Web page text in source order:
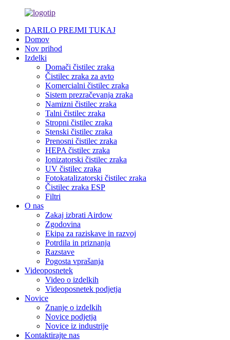
DARILO PREJMI TUKAJ
Domov
Nov prihod
Izdelki
Domači čistilec zraka
Čistilec zraka za avto
Komercialni čistilec zraka
Sistem prezračevanja zraka
Namizni čistilec zraka
Talni čistilec zraka
Stropni čistilec zraka
Stenski čistilec zraka
Prenosni čistilec zraka
HEPA čistilec zraka
Ionizatorski čistilec zraka
UV čistilec zraka
Fotokatalizatorski čistilec zraka
Čistilec zraka ESP
Filtri
O nas
Zakaj izbrati Airdow
Zgodovina
Ekipa za raziskave in razvoj
Potrdila in priznanja
Razstave
Pogosta vprašanja
Videoposnetek
Video o izdelkih
Videoposnetek podjetja
Novice
Znanje o izdelkih
Novice podjetja
Novice iz industrije
Kontaktirajte nas